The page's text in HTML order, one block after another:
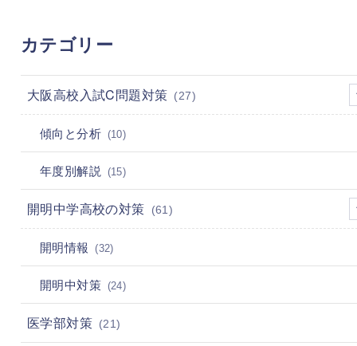
カテゴリー
大阪高校入試C問題対策 (27)
傾向と分析 (10)
年度別解説 (15)
開明中学高校の対策 (61)
開明情報 (32)
開明中対策 (24)
医学部対策 (21)